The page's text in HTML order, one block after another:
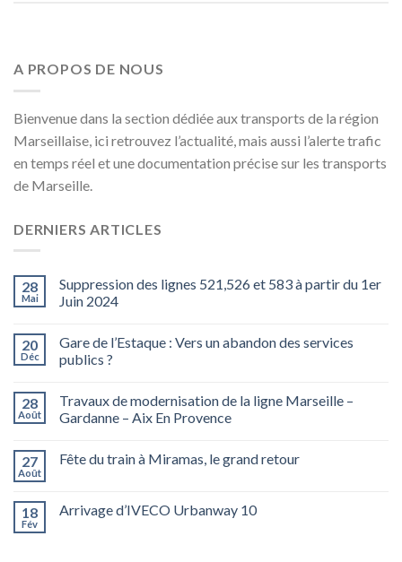
A PROPOS DE NOUS
Bienvenue dans la section dédiée aux transports de la région
Marseillaise, ici retrouvez l’actualité, mais aussi l’alerte trafic
en temps réel et une documentation précise sur les transports
de Marseille.
DERNIERS ARTICLES
28
Mai
Suppression des lignes 521,526 et 583 à partir du 1er
Juin 2024
20
Déc
Gare de l’Estaque : Vers un abandon des services
publics ?
28
Août
Travaux de modernisation de la ligne Marseille –
Gardanne – Aix En Provence
27
Août
Fête du train à Miramas, le grand retour
18
Fév
Arrivage d’IVECO Urbanway 10